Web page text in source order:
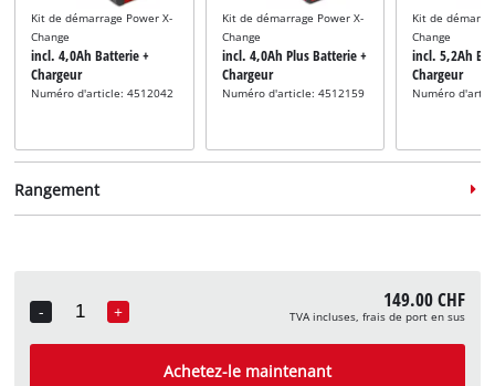
Kit de démarrage Power X-
Change
incl. 4,0Ah Batterie +
Chargeur
Numéro d'article: 4512042
Kit de démarrage Power X-
Change
incl. 4,0Ah Plus Batterie +
Chargeur
Numéro d'article: 4512159
Kit de
Change
incl. 5,2Ah
Chargeur
Numéro
Rangement
Numéro d'article: 4540011 Numéro d'article: 4540021
-
Quantity
+ 149.00 CHF
TVA incluses, frais de port en sus
Achetez-le maintenant